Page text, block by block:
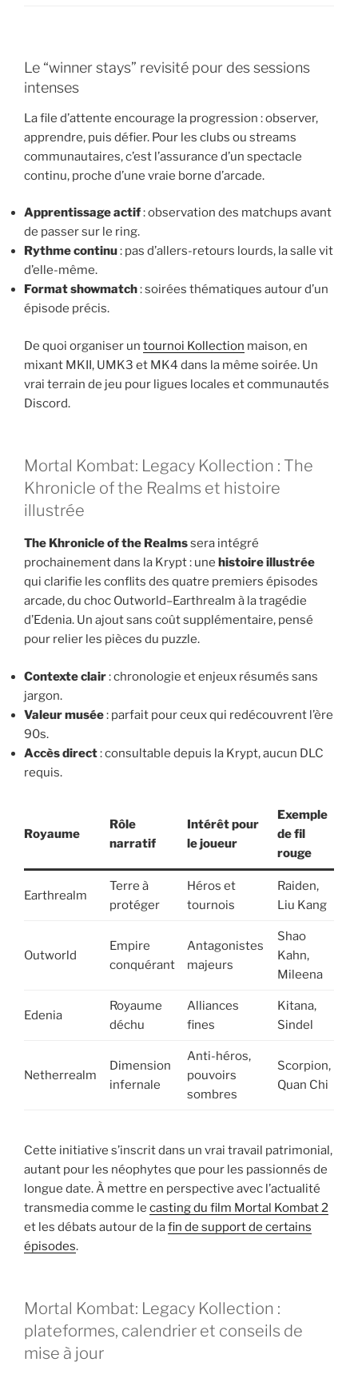
Le “winner stays” revisité pour des sessions
intenses
La file d’attente encourage la progression : observer,
apprendre, puis défier. Pour les clubs ou streams
communautaires, c’est l’assurance d’un spectacle
continu, proche d’une vraie borne d’arcade.
Apprentissage actif: observation des matchups avant
de passer sur le ring.
Rythme continu: pas d’allers-retours lourds, la salle vit
d’elle-même.
Format showmatch: soirées thématiques autour d’un
épisode précis.
De quoi organiser un tournoi Kollection maison, en
mixant MKII, UMK3 et MK4 dans la même soirée. Un
vrai terrain de jeu pour ligues locales et communautés
Discord.
Mortal Kombat: Legacy Kollection : The
Khronicle of the Realms et histoire
illustrée
The Khronicle of the Realmssera intégré
prochainement dans la Krypt : une histoire illustrée
qui clarifie les conflits des quatre premiers épisodes
arcade, du choc Outworld–Earthrealm à la tragédie
d’Edenia. Un ajout sans coût supplémentaire, pensé
pour relier les pièces du puzzle.
Contexte clair: chronologie et enjeux résumés sans
jargon.
Valeur musée: parfait pour ceux qui redécouvrent l’ère
90s.
Accès direct: consultable depuis la Krypt, aucun DLC
requis.
Royaume
Rôle
narratif
Intérêt pour
le joueur
Exemple
de fil
rouge
Earthrealm
Terre à
protéger
Héros et
tournois
Raiden,
Liu Kang
Outworld
Empire
conquérant
Antagonistes
majeurs
Shao
Kahn,
Mileena
Edenia
Royaume
déchu
Alliances
fines
Kitana,
Sindel
Netherrealm
Dimension
infernale
Anti-héros,
pouvoirs
sombres
Scorpion,
Quan Chi
Cette initiative s’inscrit dans un vrai travail patrimonial,
autant pour les néophytes que pour les passionnés de
longue date. À mettre en perspective avec l’actualité
transmedia comme le casting du film Mortal Kombat 2
et les débats autour de lafin de support de certains
épisodes.
Mortal Kombat: Legacy Kollection :
plateformes, calendrier et conseils de
mise à jour